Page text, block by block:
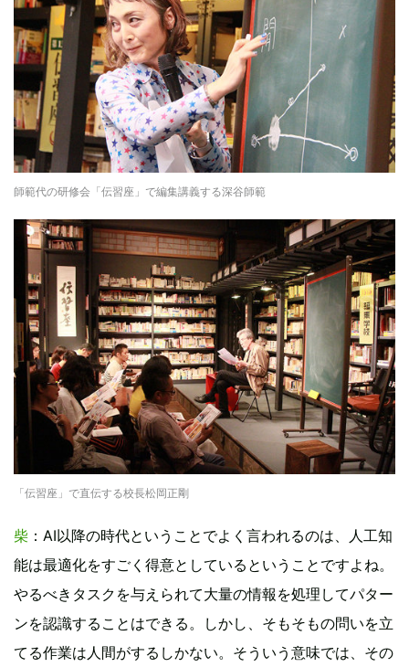
師範代の研修会「伝習座」で編集講義する深谷師範
「伝習座」で直伝する校長松岡正剛
柴 ：AI以降の時代ということでよく言われるのは、人工知
能は最適化をすごく得意としているということですよね。
やるべきタスクを与えられて大量の情報を処理してパター
ンを認識することはできる。しかし、そもそもの問いを立
てる作業は人間がするしかない。そういう意味では、その